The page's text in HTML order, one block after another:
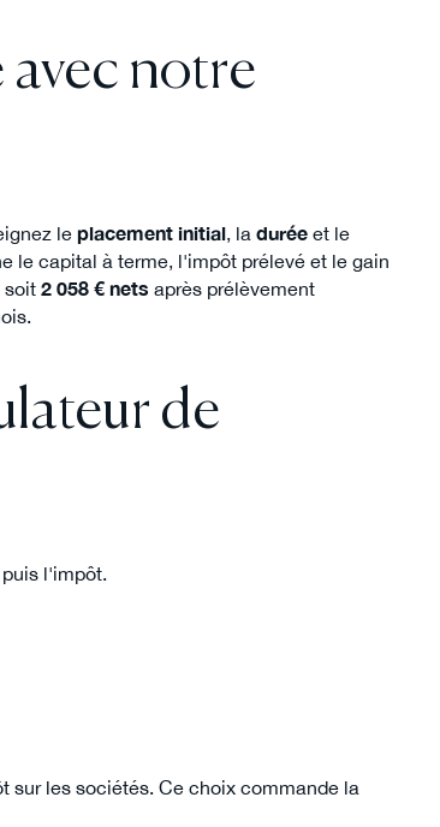
avec notre
le placement initial, la durée et le
le capital à terme, l'impôt prélevé et le gain
soit 2 058 € nets après prélèvement
de
l'impôt.
sur les sociétés. Ce choix commande la